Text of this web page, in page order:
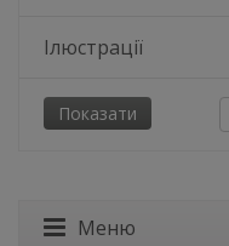
Ілюстрації
Меню